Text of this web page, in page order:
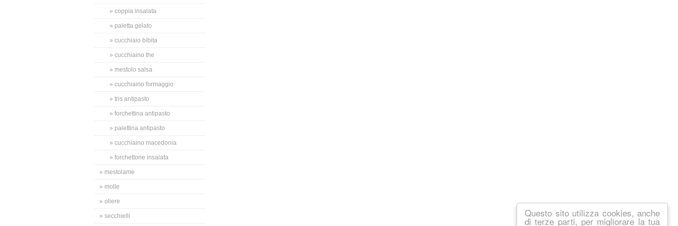
Questo sito utilizza cookies, anche
di terze parti, per migliorare la tua
» coppia insalata
» paletta gelato
» cucchiaio bibita
» cucchiaino the
» mestolo salsa
» cucchiaino formaggio
» tris antipasto
» forchettina antipasto
» palettina antipasto
» cucchiaino macedonia
» forchettone insalata
» mestolame
» molle
» oliere
» secchielli